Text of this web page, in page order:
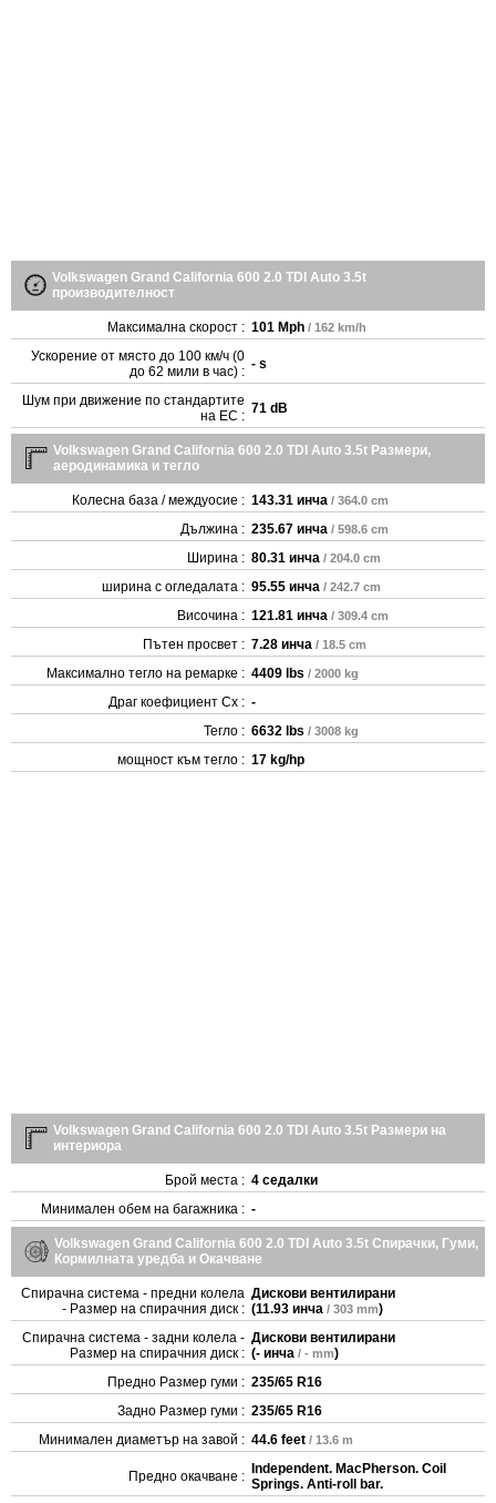
Volkswagen Grand California 600 2.0 TDI Auto 3.5t
производителност
Максимална скорост : 101 Mph / 162 km/h
Ускорение от място до 100 км/ч (0
до 62 мили в час) : - s
Шум при движение по стандартите
на ЕС : 71 dB
Volkswagen Grand California 600 2.0 TDI Auto 3.5t Размери,
аеродинамика и тегло
Колесна база / междуосие : 143.31 инча / 364.0 cm
Дължина : 235.67 инча / 598.6 cm
Ширина : 80.31 инча / 204.0 cm
ширина с огледалата : 95.55 инча / 242.7 cm
Височина : 121.81 инча / 309.4 cm
Пътен просвет : 7.28 инча / 18.5 cm
Максимално тегло на ремарке : 4409 lbs / 2000 kg
Драг коефициент Cx : -
Тегло : 6632 lbs / 3008 kg
мощност към тегло : 17 kg/hp
Volkswagen Grand California 600 2.0 TDI Auto 3.5t Размери на
интериора
Брой места : 4 седалки
Минимален обем на багажника : -
Volkswagen Grand California 600 2.0 TDI Auto 3.5t Спирачки, Гуми,
Кормилната уредба и Окачване
Спирачна система - предни колела
- Размер на спирачния диск :
Дискови вентилирани
(11.93 инча / 303 mm)
Спирачна система - задни колела -
Размер на спирачния диск :
Дискови вентилирани
(- инча / - mm)
Предно Размер гуми : 235/65 R16
Задно Размер гуми : 235/65 R16
Минимален диаметър на завой : 44.6 feet / 13.6 m
Предно окачване : Independent. MacPherson. Coil
Springs. Anti-roll bar.